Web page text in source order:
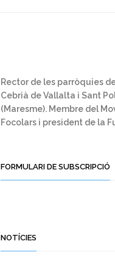
Rector de les parròquies
Cebrià de Vallalta i Sant
(Maresme). Membre del
Focolars i president de la
FORMULARI DE SUBSCRIPCIÓ
NOTÍCIES